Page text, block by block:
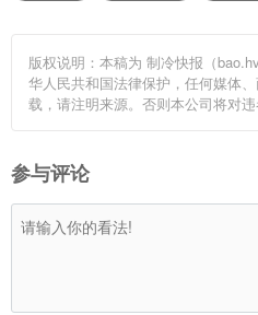
版权说明：本稿为 制冷快报（
华人民共和国法律保护，任何媒体
载，请注明来源。否则本公司将对违
参与评论